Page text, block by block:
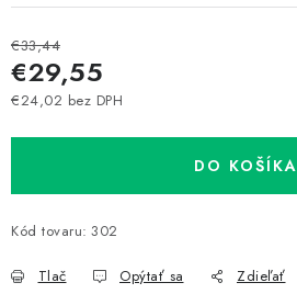
€33,44
€29,55
€24,02 bez DPH
DO KOŠÍKA
Kód tovaru: 302
Tlač Opýtať sa Zdieľať